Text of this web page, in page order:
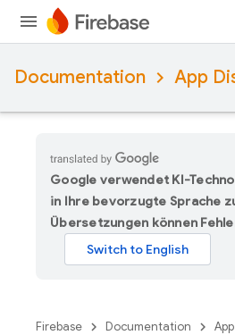
Documentation App
Google verwendet KI-
in Ihre bevorzugte Sprache
Übersetzungen können
Firebase Documentation